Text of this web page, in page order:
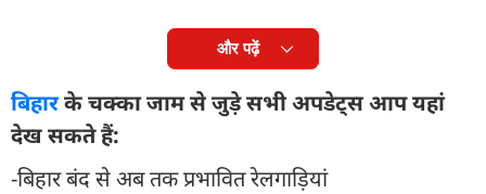
और पढ़ें
बिहारके चक्का जाम से जुड़े सभी अपडेट्स आप यहां
देख सकते हैं:
-बिहार बंद से अब तक प्रभावित रेलगाड़ियां